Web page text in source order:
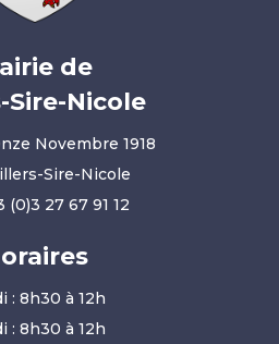
de
Sire-Nicole
Novembre 1918
Sire-Nicole
(0)3 27 67 91 12
: 8h30 à 12h
: 8h30 à 12h